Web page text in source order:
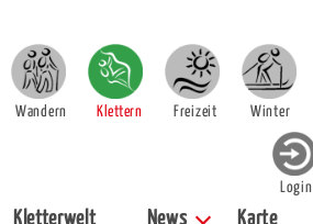
Wandern Klettern Freizeit Winter
Login
Kletterwelt News Karte